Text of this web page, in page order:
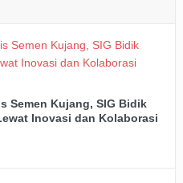
Semen Kujang, SIG Bidik
Inovasi dan Kolaborasi